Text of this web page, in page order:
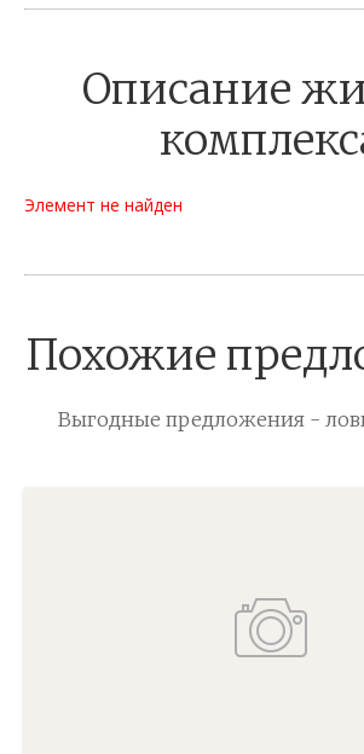
Описание
Элемент не найден
Похожие
Выгодные предложения -